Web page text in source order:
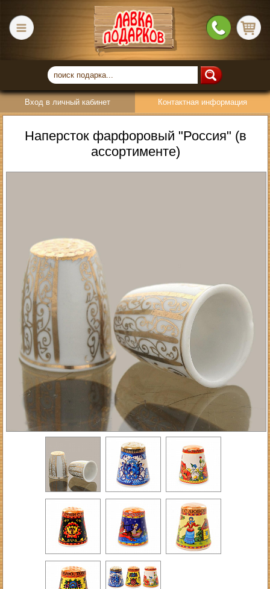
Вход в личный кабинет Контактная информация
Наперсток фарфоровый "Россия" (в
ассортименте)